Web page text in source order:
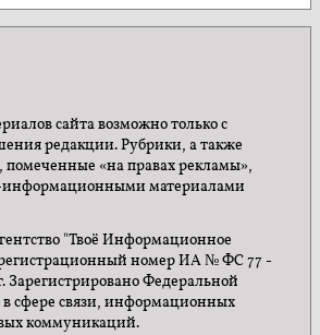
сайта возможно только с
редакции. Рубрики, а также
помеченные «на правах рекламы»,
информационными материалами
"Твоё Информационное
номер ИА № ФС 77 -
Зарегистрировано Федеральной
сфере связи, информационных
коммуникаций.